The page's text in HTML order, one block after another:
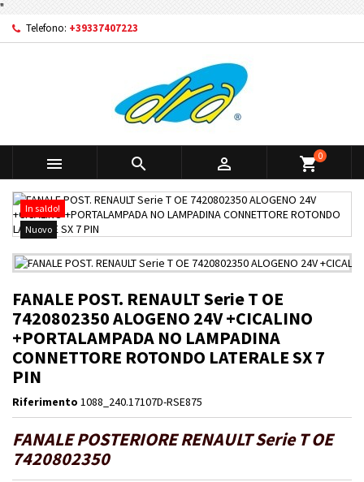
"
Telefono: +39337407223
   shopping_cart0
In saldo!
Nuovo
FANALE POST. RENAULT Serie T OE
7420802350 ALOGENO 24V +CICALINO
+PORTALAMPADA NO LAMPADINA
CONNETTORE ROTONDO LATERALE SX 7
PIN
Riferimento 1088_240.17107D-RSE875
FANALE POSTERIORE RENAULT Serie T OE
7420802350